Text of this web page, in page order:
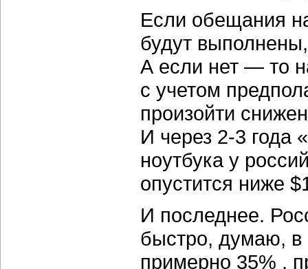
Если обещания
будут
А если нет — то
с учетом
произойти
И через 2-3 года
ноутбука у
опустится ниже
И последнее.
быстро, думаю, в
примерно 35% ,